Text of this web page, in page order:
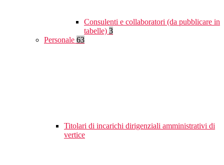
Consulenti e collaboratori (da pubblicare in
tabelle) 3
Personale 63
Titolari di incarichi dirigenziali amministrativi di
vertice